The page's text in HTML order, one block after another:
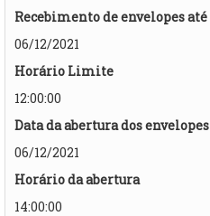
Recebimento de envelopes até
06/12/2021
Horário Limite
12:00:00
Data da abertura dos envelopes
06/12/2021
Horário da abertura
14:00:00